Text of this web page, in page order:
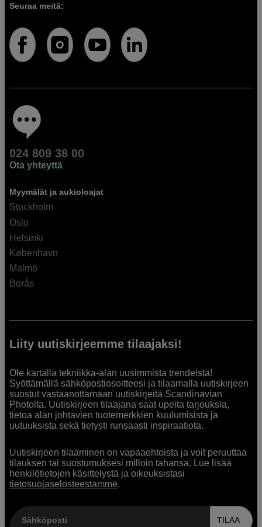
Seuraa meitä:
024 809 38 00
Ota yhteyttä
Myymälät ja aukioloajat
Stockholm
Oslo
Helsinki
København
Malmö
Borås
Liity uutiskirjeemme tilaajaksi!
Ole kartalla tekniikka-alan uusimmista trendeistä!
Syöttämällä sähköpostiosoitteesi ja tilaamalla uutiskirjeen
suostut vastaanottamaan uutiskirjeitä Scandinavian
Photolta. Uutiskirjeen tilaajana saat upeita tarjouksia,
tietoa alan johtavien tuotemerkkien kuulumisista ja
uutuuksista sekä tietysti runsaasti inspiraatiota.
Uutiskirjeen tilaaminen on vapaaehtoista ja voit peruuttaa
tilauksen tai suostumuksesi milloin tahansa. Lue lisää
henkilötietojen käsittelystä ja oikeuksistasi
tietosuojaselosteestamme.
Sähköposti TILAA